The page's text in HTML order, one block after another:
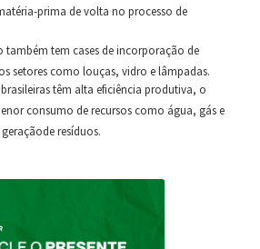
prima de volta no processo de
também tem cases de incorporação de
setores como louças, vidro e lâmpadas.
têm alta eficiência produtiva, o
consumo de recursos como água, gás e
resíduos.